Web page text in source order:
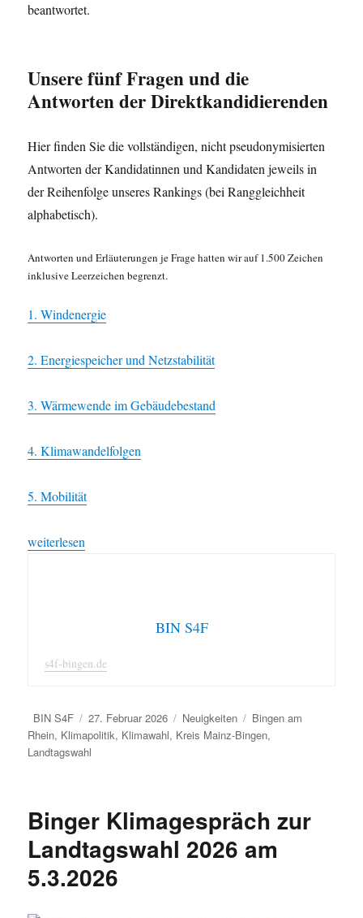
beantwortet.
Unsere fünf Fragen und die
Antworten der Direktkandidierenden
Hier finden Sie die vollständigen, nicht pseudonymisierten
Antworten der Kandidatinnen und Kandidaten jeweils in
der Reihenfolge unseres Rankings (bei Ranggleichheit
alphabetisch).
Antworten und Erläuterungen je Frage hatten wir auf 1.500 Zeichen
inklusive Leerzeichen begrenzt.
1. Windenergie
2. Energiespeicher und Netzstabilität
3. Wärmewende im Gebäudebestand
4. Klimawandelfolgen
5. Mobilität
„Klimapolitischer Fragebogen zur Landtagswahl in Rheinland-
weiterlesen
BIN S4F
s4f-bingen.de
Autor
BIN S4F
Veröffentlicht
am
27. Februar 2026 Kategorien
Neuigkeiten Schlagwörter
Bingen am
Rhein, Klimapolitik, Klimawahl, Kreis Mainz-Bingen,
Landtagswahl
Binger Klimagespräch zur
Landtagswahl 2026 am
5.3.2026